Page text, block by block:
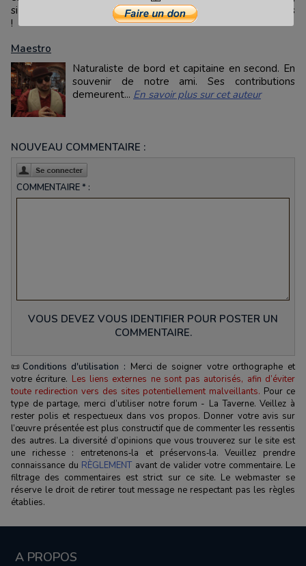
si vous avez l'occasion, sautez sur les deux recueils existants
!
Maestro
Naturaliste de bord et capitaine en second. En
souvenir de notre ami. Ses contributions
demeurent... En savoir plus sur cet auteur
NOUVEAU COMMENTAIRE :
COMMENTAIRE * :
VOUS DEVEZ VOUS IDENTIFIER POUR POSTER UN
COMMENTAIRE.
📜 Conditions d'utilisation : Merci de soigner votre orthographe et
votre écriture. Les liens externes ne sont pas autorisés, afin d’éviter
toute redirection vers des sites potentiellement malveillants. Pour ce
type de partage, merci d’utiliser notre forum - La Taverne. Veillez à
rester polis et respectueux dans vos propos. Donner votre avis sur
l’œuvre présentée est plus constructif que de commenter les ressentis
des autres. La diversité d’opinions que vous trouverez sur le site est
une richesse : entretenons‑la et préservons‑la. Veuillez prendre
connaissance du RÈGLEMENT avant de valider votre commentaire. Le
filtrage des commentaires est strict sur ce site. Le webmaster se
réserve le droit de retirer tout message ne respectant pas les règles
établies.
A PROPOS